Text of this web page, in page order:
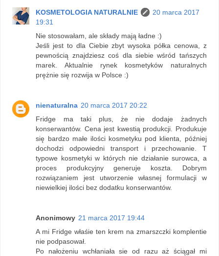
KOSMETOLOGIA NATURALNIE
20 marca 2017
19:31
Nie stosowałam, ale składy mają ładne :)
Jeśli jest to dla Ciebie zbyt wysoka półka cenowa, z
pewnością znajdziesz coś dla siebie wśród tańszych
marek. Aktualnie rynek kosmetyków naturalnych
prężnie się rozwija w Polsce :)
nienaturalna 20 marca 2017 20:22
Fridge ma taki plus, że nie dodaje żadnych
konserwantów. Cena jest kwestią produkcji. Produkuje
się bardzo małe ilości kosmetyku pod klienta, później
dochodzi odpowiedni transport i przechowanie. T
typowe kosmetyki w których nie działanie surowca, a
proces produkcyjny generuje koszta. Dobrym
rozwiązaniem jest utworzenie własnej formulacji w
niewielkiej ilości bez dodatku konserwantów.
Anonimowy 21 marca 2017 19:44
A mi Fridge właśie ten krem na zmarszczki komplentie
nie podpasował.
Po nałożeniu wchłaniała sie od razu aż ściągał mi